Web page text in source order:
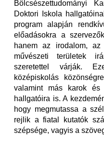
Bölcsészettudományi
Doktori Iskola
program alapján
előadásokra a
hanem az irodalom, az
művészeti területek
szeretettel várják.
középiskolás
valamint más karok és
hallgatóira is. A
hogy megmutassa a
rejlik a fiatal kutatók
szépsége, vagyis a